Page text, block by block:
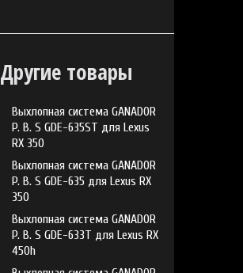
Другие товары
Выхлопная система GANADOR
P. B. S GDE-635ST для Lexus
RX 350
Выхлопная система GANADOR
P. B. S GDE-635 для Lexus RX
350
Выхлопная система GANADOR
P. B. S GDE-633T для Lexus RX
450h